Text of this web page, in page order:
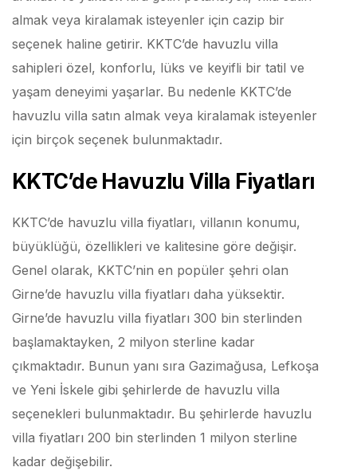
almak veya kiralamak isteyenler için cazip bir
seçenek haline getirir. KKTC’de havuzlu villa
sahipleri özel, konforlu, lüks ve keyifli bir tatil ve
yaşam deneyimi yaşarlar. Bu nedenle KKTC’de
havuzlu villa satın almak veya kiralamak isteyenler
için birçok seçenek bulunmaktadır.
KKTC’de Havuzlu Villa Fiyatları
KKTC’de havuzlu villa fiyatları, villanın konumu,
büyüklüğü, özellikleri ve kalitesine göre değişir.
Genel olarak, KKTC’nin en popüler şehri olan
Girne’de havuzlu villa fiyatları daha yüksektir.
Girne’de havuzlu villa fiyatları 300 bin sterlinden
başlamaktayken, 2 milyon sterline kadar
çıkmaktadır. Bunun yanı sıra Gazimağusa, Lefkoşa
ve Yeni İskele gibi şehirlerde de havuzlu villa
seçenekleri bulunmaktadır. Bu şehirlerde havuzlu
villa fiyatları 200 bin sterlinden 1 milyon sterline
kadar değişebilir.